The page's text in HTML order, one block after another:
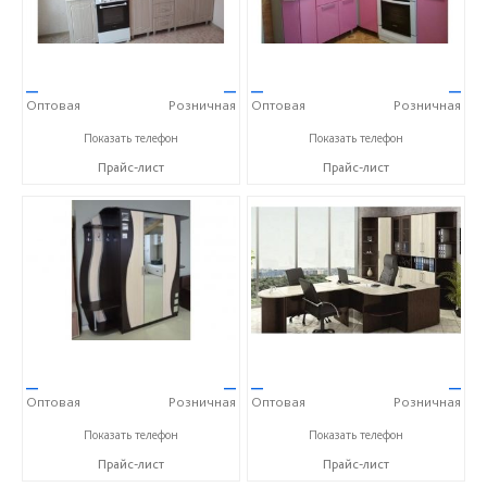
—
Оптовая
—
Розничная
+7 (473) 202-32-87
Показать телефон
Прайс-лист
—
Оптовая
—
Розничная
+7 (473) 202-32-87
Показать телефон
Прайс-лист
—
Оптовая
—
Розничная
+7 (473) 202-32-87
Показать телефон
Прайс-лист
—
Оптовая
—
Розничная
+7 (473) 202-32-87
Показать телефон
Прайс-лист